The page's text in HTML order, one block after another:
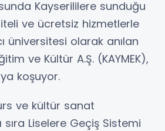
Kayserililere sunduğu
ve ücretsiz hizmetlerle
üniversitesi olarak anılan
ve Kültür A.Ş. (KAYMEK),
koşuyor.
ve kültür sanat
sıra Liselere Geçiş Sistemi